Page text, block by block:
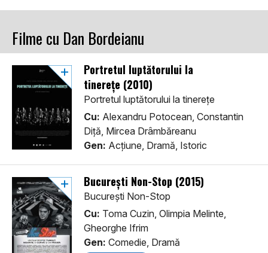
Filme cu Dan Bordeianu
Portretul luptătorului la
tinerețe (2010)
Portretul luptătorului la tinerețe
Cu: Alexandru Potocean, Constantin
Diță, Mircea Drâmbăreanu
Gen: Acţiune, Dramă, Istoric
București Non-Stop (2015)
București Non-Stop
Cu: Toma Cuzin, Olimpia Melinte,
Gheorghe Ifrim
Gen: Comedie, Dramă